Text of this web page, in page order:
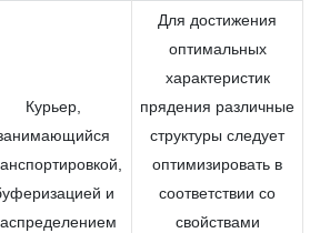
Курьер,
и
Для достижения
оптимальных
характеристик
прядения различные
структуры следует
оптимизировать в
соответствии со
свойствами